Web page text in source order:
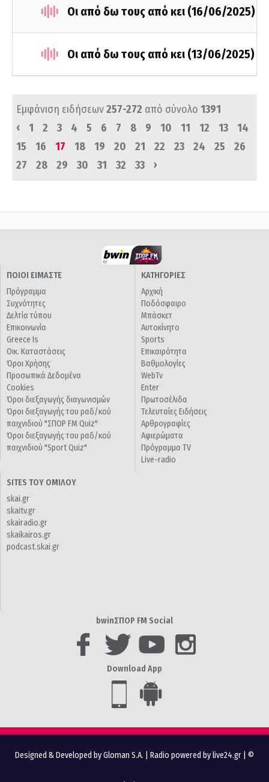
Οι από δω τους από κει (16/06/2025)
Οι από δω τους από κει (13/06/2025)
Εμφάνιση ειδήσεων257-272 από σύνολο 1391
‹
1 2 3 4 5 6 7 8 9 10 11 12 13
14
15
16 17 18 19 20 21 22 23 24 25
26
27
28 29 30 31 32 33 ›
ΠΟΙΟΙ ΕΙΜΑΣΤΕ
Πρόγραμμα
Συχνότητες
Δελτία τύπου
Επικοινωνία
Greece Is
Οικ. Καταστάσεις
Όροι Χρήσης
Προσωπικά Δεδομένα
Cookies
Όροι διεξαγωγής διαγωνισμών
Όροι διεξαγωγής του ραδ/κού
παιχνιδιού "ΣΠΟΡ FM Quiz"
Όροι διεξαγωγής του ραδ/κού
παιχνιδιού "Sport Quiz"
ΚΑΤΗΓΟΡΙΕΣ
Αρχική
Ποδόσφαιρο
Μπάσκετ
Αυτοκίνητο
Sports
Επικαιρότητα
Βαθμολογίες
WebTv
Enter
Πρωτοσέλιδα
Τελευταίες Ειδήσεις
Αρθρογραφίες
Αφιερώματα
Πρόγραμμα TV
Live-radio
SITES ΤΟΥ ΟΜΙΛΟΥ
skai.gr
skaitv.gr
skairadio.gr
skaikairos.gr
podcast.skai.gr
bwinΣΠΟΡ FM Social
Download App
Designed & Developed by Gloman S.A. Radio powered by live24.gr | ©